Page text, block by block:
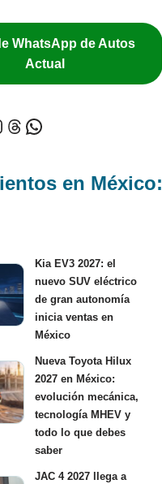
WhatsApp de Autos
Actual
en México:
Kia EV3 2027: el
nuevo SUV eléctrico
de gran autonomía
inicia ventas en
México
Nueva Toyota Hilux
2027 en México:
evolución mecánica,
tecnología MHEV y
todo lo que debes
saber
JAC 4 2027 llega a